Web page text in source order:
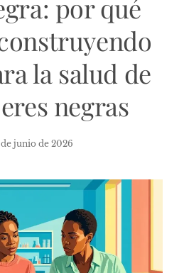
por qué
la salud de
negras
junio de 2026